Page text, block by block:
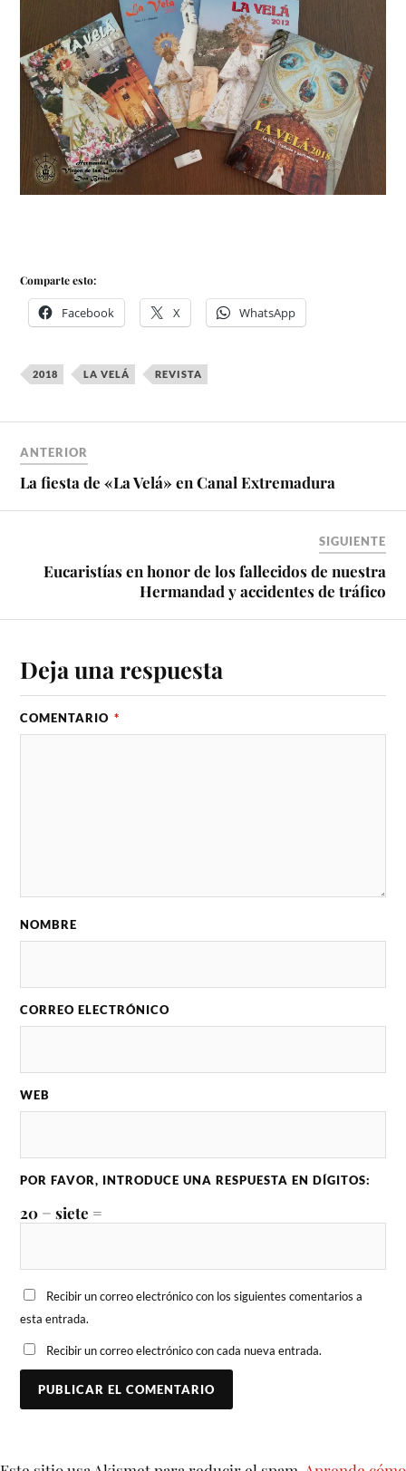
Comparte esto:
Facebook X WhatsApp
2018 LA VELÁ REVISTA
ANTERIOR
La fiesta de «La Velá» en Canal Extremadura
SIGUIENTE
Eucaristías en honor de los fallecidos de nuestra
Hermandad y accidentes de tráfico
Deja una respuesta
COMENTARIO *
NOMBRE
CORREO ELECTRÓNICO
WEB
POR FAVOR, INTRODUCE UNA RESPUESTA EN DÍGITOS:
20 − siete =
Recibir un correo electrónico con los siguientes comentarios a
esta entrada.
Recibir un correo electrónico con cada nueva entrada.